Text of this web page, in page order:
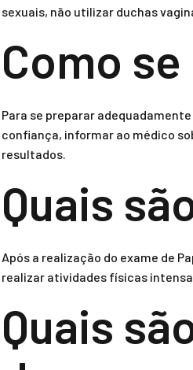
sexuais, não utilizar duchas
Como
Para se preparar
confiança, informar ao médico
resultados.
Quais
Após a realização do exame de
realizar atividades físicas
Quais